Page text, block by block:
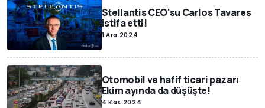
Stellantis CEO'su Carlos Tavares
istifa etti!
1 Ara 2024
Otomobil ve hafif ticari pazarı
Ekim ayında da düşüşte!
4 Kas 2024